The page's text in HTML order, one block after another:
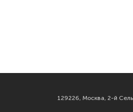
129226, Москва, 2-й